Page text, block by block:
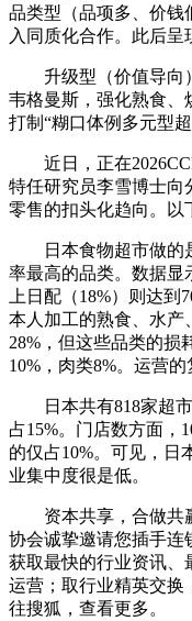
品类型（品项多、价钱
入同质化合作。此后呈
升级型（价值导向）
韦格曼斯，强化熟食、
打制“糊口体例多元型
近日，正在
特任研究员李雪博士向
零售的扣头化趋向。以
日本食物超市做的是
率最高的品类。数据显
上日配（18%）则达
本人加工的熟食、水产
28%，但这些品类的
10%，肉类8%。运营
日本共有818家超市
占15%。门店数方面，
的仅占10%。可见，日
业集中度很是低。
资本共享，合做共
协会诚挚邀请您插手连
获取最快的行业资讯、
运营；取行业精英交换
往搜狐，查看更多。